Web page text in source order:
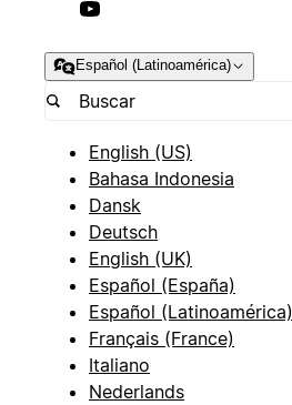
Español (Latinoamérica)
English (US)
Bahasa Indonesia
Dansk
Deutsch
English (UK)
Español (España)
Español (Latinoamérica)
Français (France)
Italiano
Nederlands